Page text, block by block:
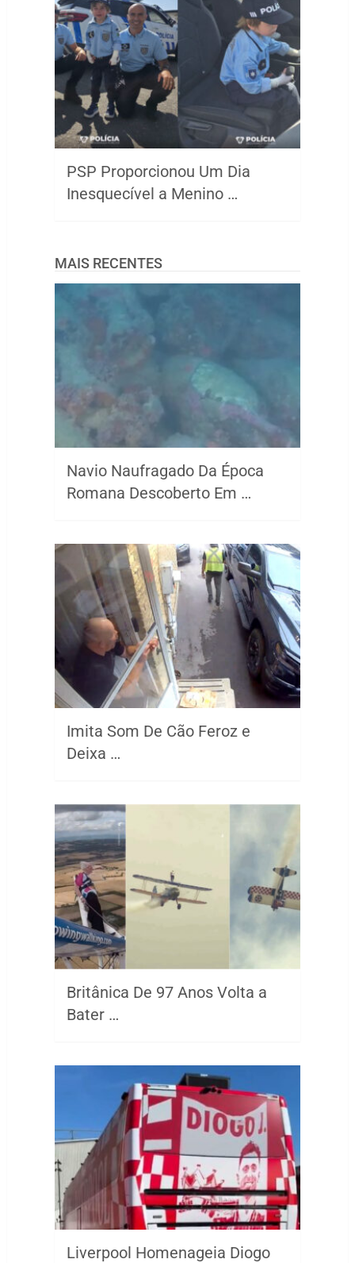
PSP Proporcionou Um Dia
Inesquecível a Menino …
MAIS RECENTES
Navio Naufragado Da Época
Romana Descoberto Em …
Imita Som De Cão Feroz e
Deixa …
Britânica De 97 Anos Volta a
Bater …
Liverpool Homenageia Diogo